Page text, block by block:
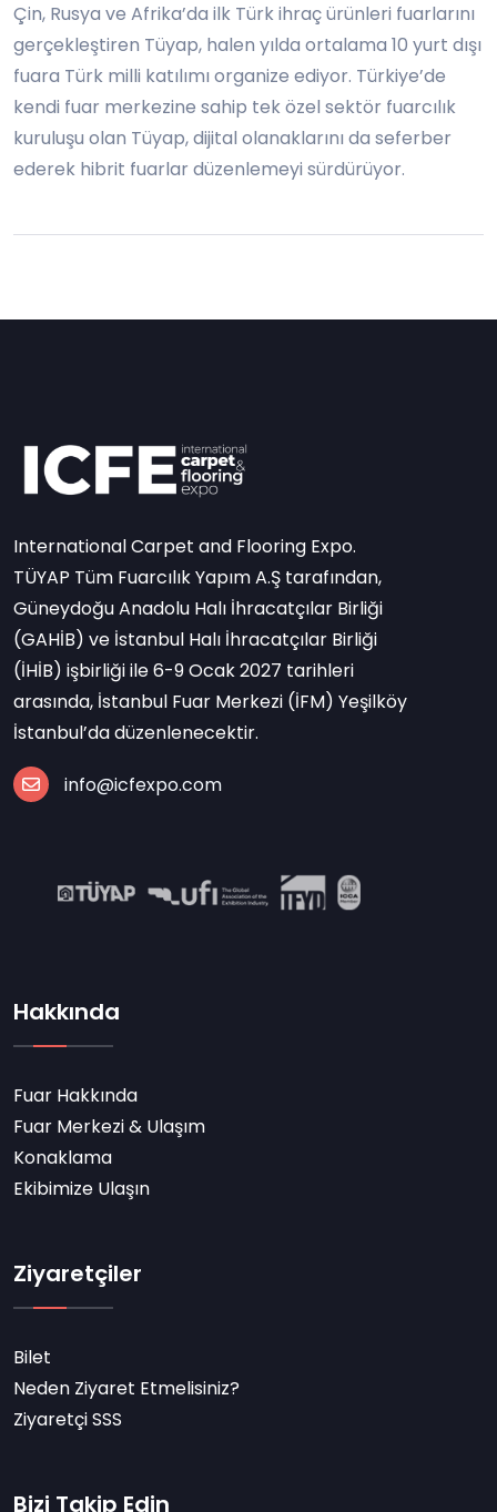
Çin, Rusya ve Afrika’da ilk Türk ihraç ürünleri fuarlarını
gerçekleştiren Tüyap, halen yılda ortalama 10 yurt dışı
fuara Türk milli katılımı organize ediyor. Türkiye’de
kendi fuar merkezine sahip tek özel sektör fuarcılık
kuruluşu olan Tüyap, dijital olanaklarını da seferber
ederek hibrit fuarlar düzenlemeyi sürdürüyor.
International Carpet and Flooring Expo.
TÜYAP Tüm Fuarcılık Yapım A.Ş tarafından,
Güneydoğu Anadolu Halı İhracatçılar Birliği
(GAHİB) ve İstanbul Halı İhracatçılar Birliği
(İHİB) işbirliği ile 6-9 Ocak 2027 tarihleri
arasında, İstanbul Fuar Merkezi (İFM) Yeşilköy
İstanbul’da düzenlenecektir.
info@icfexpo.com
Hakkında
Fuar Hakkında
Fuar Merkezi & Ulaşım
Konaklama
Ekibimize Ulaşın
Ziyaretçiler
Bilet
Neden Ziyaret Etmelisiniz?
Ziyaretçi SSS
Bizi Takip Edin